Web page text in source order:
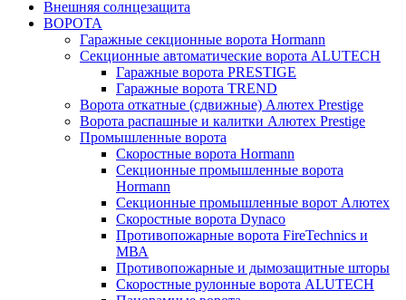
Внешняя солнцезащита
ВОРОТА
Гаражные секционные ворота Hormann
Секционные автоматические ворота ALUTECH
Гаражные ворота PRESTIGE
Гаражные ворота TREND
Ворота откатные (сдвижные) Алютех Prestige
Ворота распашные и калитки Алютех Prestige
Промышленные ворота
Скоростные ворота Hormann
Секционные промышленные ворота
Hormann
Секционные промышленные ворот Алютех
Скоростные ворота Dynaco
Противопожарные ворота FireTechnics и
МВА
Противопожарные и дымозащитные шторы
Скоростные рулонные ворота ALUTECH